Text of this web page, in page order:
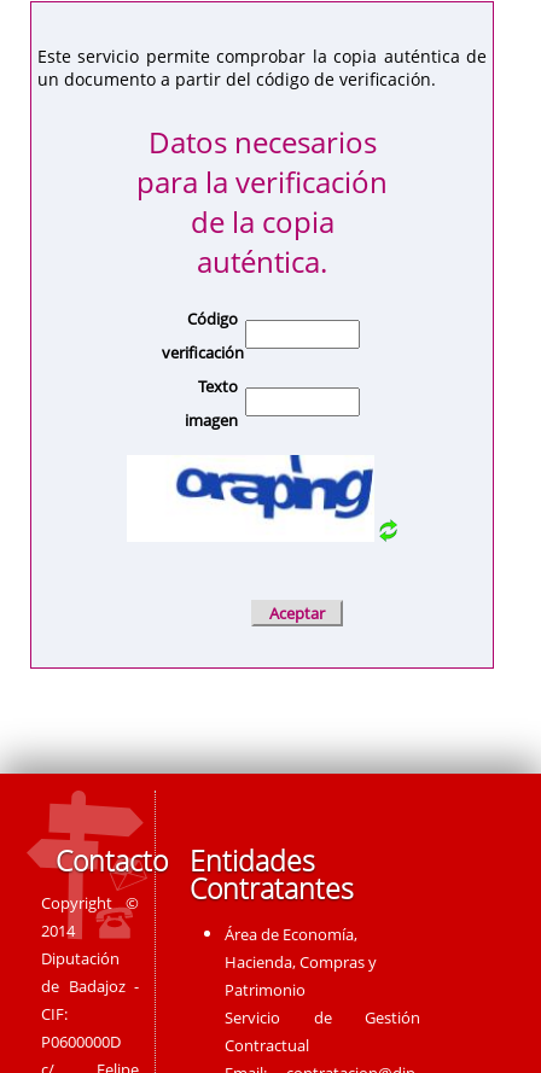
Este servicio permite comprobar la copia auténtica de
un documento a partir del código de verificación.
Datos necesarios
para la verificación
de la copia
auténtica.
Código
verificación
Texto
imagen
Contacto
Copyright ©
2014
Diputación
de Badajoz -
CIF:
P0600000D
Entidades
Contratantes
Área de Economía,
Hacienda, Compras y
Patrimonio
Servicio de Gestión
Contractual